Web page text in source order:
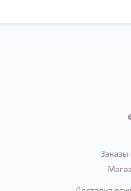
Заказы